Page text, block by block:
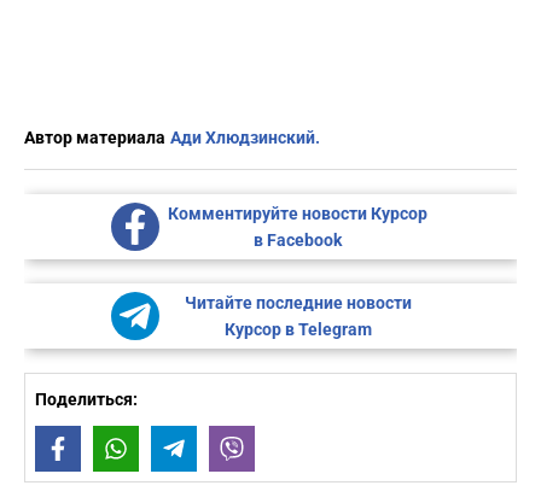
Автор материала Ади Хлюдзинский.
Комментируйте новости Курсор
в Facebook
Читайте последние новости
Курсор в Telegram
Поделиться:
FacebookWhatsAppTelegram